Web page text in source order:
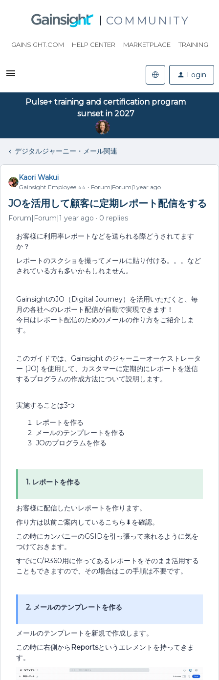
COMMUNITY
GAINSIGHT.COM HELP CENTER MARKETPLACE TRAINING
Login
Pulse+ training and certification program
sunset in 2027
デジタルジャーニー・メール関連
Kaori Wakui
Gainsight Employee ⭐️⭐️ Forum|Forum|1 year ago
JOを活用して顧客に定期レポート配信をする
Forum|Forum|1 year ago 0 replies
お客様に利用率レポートなどを送られる際どうされてます
か？
レポートのスクショを撮ってメールに貼り付ける。。。など
されている方も多いかもしれません。
GainsightのJO（Digital Journey）を活用いただくと、毎
月の各社へのレポート配信が自動で実現できます！
今日はレポート配信のためのメールの作り方をご紹介しま
す。
このガイドでは、Gainsight のジャーニーオーケストレータ
ー (JO) を使用して、カスタマーに定期的にレポートを送信
するプログラムの作成方法について説明します。
実施することは3つ
レポートを作る
メールのテンプレートを作る
JOのプログラムを作る
1. レポートを作る
お客様に配信したいレポートを作ります。
作り方は以前ご案内しているこちら⬇︎を確認。
この時にカンパニーのGSIDを引っ張って来れるように気を
つけておきます。
すでにC/R360用に作ってあるレポートをそのまま活用する
こともできますので、その場合はこの手順は不要です。
2. メールのテンプレートを作る
メールのテンプレートを新規で作成します。
この時に右側から Reportsというエレメントを持ってきま
す。